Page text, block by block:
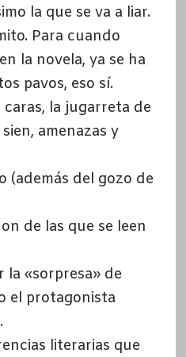
la que se va a liar.
Para cuando
la novela, ya se ha
pavos, eso sí.
caras, la jugarreta de
amenazas y
(además del gozo de
de las que se leen
«sorpresa» de
el protagonista
literarias que